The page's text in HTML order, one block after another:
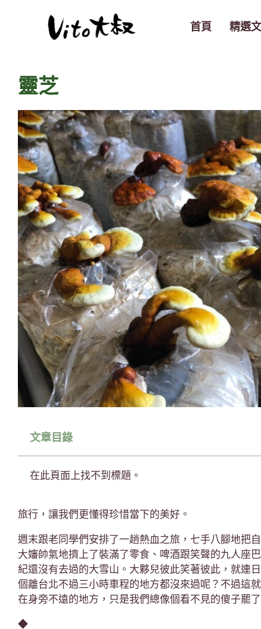
首頁 精選
靈芝
文章目錄
在此頁面上找不到標題。
旅行，讓我們更懂得珍惜當下的美好。
週末跟老同學們安排了一趟熱血之旅，七手八腳地把
大嬸帥氣地擠上了裝滿了零食、啤酒跟笑聲的九人座
紀還沒有去過的大雪山。大夥兒彼此笑著彼此，就連
個離台北不過三小時車程的地方都沒來過呢？不過這
在身旁不遠的地方，只是我們總像個看不見的傻子罷
◆